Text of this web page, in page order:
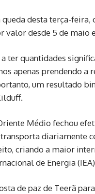
desta terça-
valor desde 5 de maio
a ter quantidades
apenas prendendo a
um resultado
Médio fechou
diariamente
criando a maior
de Energia
de paz de Teerã